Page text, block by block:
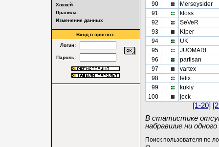
Хоккей
Правила
Изменение данных
Вход в прогноз:
Логин:
Пароль:
90
Merseysider
91
kloss
92
SeVeR
93
Kiper
94
UK
95
JUOMARI
96
partisan
97
vartex
98
felix
99
kukiy
100
jeck
[1-20]
В статистике
набравшие ни одного
Поиск пользователя по